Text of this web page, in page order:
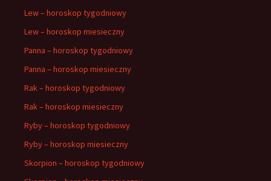
Lew – horoskop tygodniowy
Lew – horoskop miesieczny
Panna – horoskop tygodniowy
Panna – horoskop miesieczny
Rak – horoskop tygodniowy
Rak – horoskop miesieczny
Ryby – horoskop tygodniowy
Ryby – horoskop miesieczny
Skorpion – horoskop tygodniowy